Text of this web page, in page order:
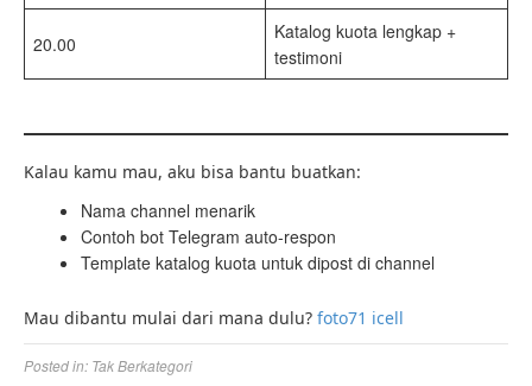
20.00
Katalog kuota lengkap +
testimoni
Kalau kamu mau, aku bisa bantu buatkan:
Nama channel menarik
Contoh bot Telegram auto-respon
Template katalog kuota untuk dipost di channel
Mau dibantu mulai dari mana dulu? foto71 icell
Posted in: Tak Berkategori